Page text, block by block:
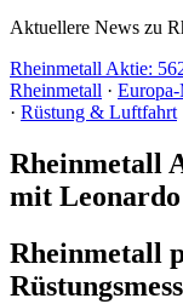
Aktuellere News zu
Rheinmetall Aktie:
Rheinmetall ·
· Rüstung & Luftfahrt
Rheinmetall
mit
Rheinmetall